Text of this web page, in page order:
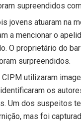
supreendidos
jovens atuaram na
a mencionar o
O proprietário do
surpreendidos.
utilizaram
os
Um dos suspeitos
mas foi